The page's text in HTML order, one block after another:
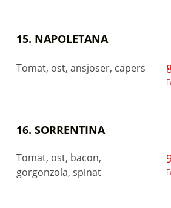
15. NAPOLETANA
Tomat, ost, ansjoser, capers
16. SORRENTINA
Tomat, ost, bacon,
gorgonzola, spinat